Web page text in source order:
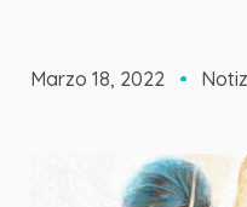
Marzo 18, 2022